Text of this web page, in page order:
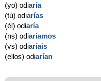
(yo) odiaría
(tú) odiarías
(él) odiaría
(ns) odiaríamos
(vs) odiaríais
(ellos) odiarían